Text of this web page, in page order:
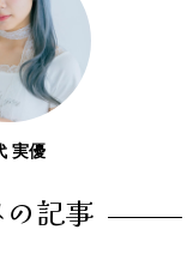
実優
記事